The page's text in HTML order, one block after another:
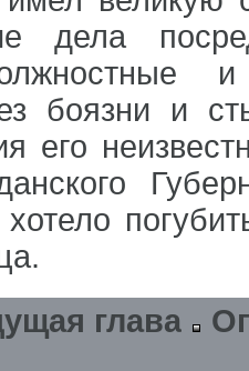
дела
боязни и
его
хотело
глава